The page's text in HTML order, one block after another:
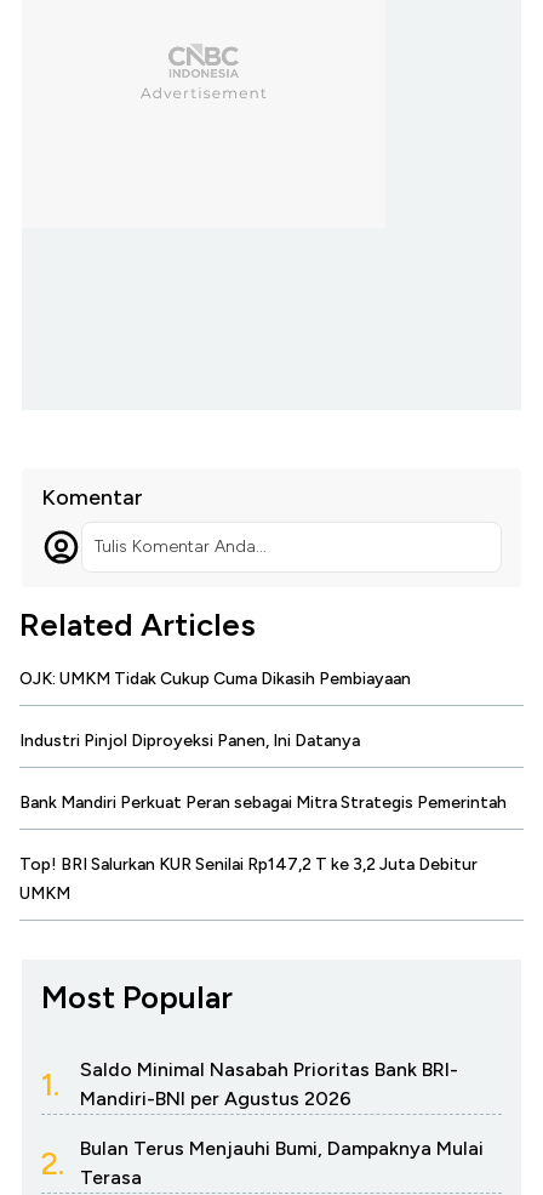
Komentar
Tulis Komentar Anda...
Related Articles
OJK: UMKM Tidak Cukup Cuma Dikasih Pembiayaan
Industri Pinjol Diproyeksi Panen, Ini Datanya
Bank Mandiri Perkuat Peran sebagai Mitra Strategis Pemerintah
Top! BRI Salurkan KUR Senilai Rp147,2 T ke 3,2 Juta Debitur
UMKM
Most Popular
1.
Saldo Minimal Nasabah Prioritas Bank BRI-
Mandiri-BNI per Agustus 2026
2.
Bulan Terus Menjauhi Bumi, Dampaknya Mulai
Terasa